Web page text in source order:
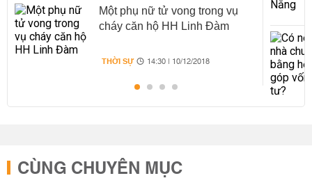
Một phụ nữ tử vong trong vụ
cháy căn hộ HH Linh Đàm
THỜI SỰ 14:30 | 10/12/2018
CÙNG CHUYÊN MỤC